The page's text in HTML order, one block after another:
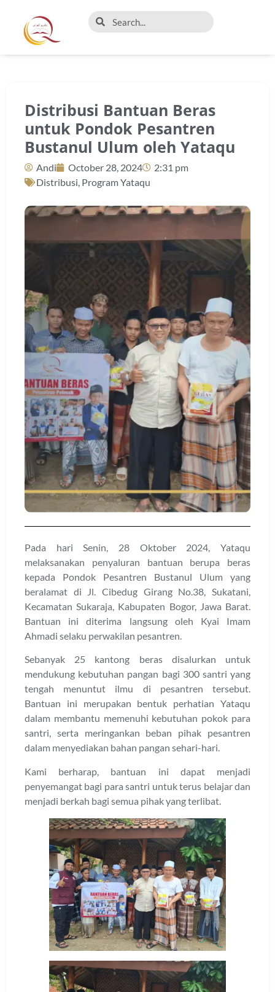
Distribusi Bantuan Beras
untuk Pondok Pesantren
Bustanul Ulum oleh Yataqu
Andi October 28, 2024
2:31 pm
Distribusi, Program Yataqu
Pada hari Senin, 28 Oktober 2024, Yataqu
melaksanakan penyaluran bantuan berupa beras
kepada Pondok Pesantren Bustanul Ulum yang
beralamat di Jl. Cibedug Girang No.38, Sukatani,
Kecamatan Sukaraja, Kabupaten Bogor, Jawa Barat.
Bantuan ini diterima langsung oleh Kyai Imam
Ahmadi selaku perwakilan pesantren.
Sebanyak 25 kantong beras disalurkan untuk
mendukung kebutuhan pangan bagi 300 santri yang
tengah menuntut ilmu di pesantren tersebut.
Bantuan ini merupakan bentuk perhatian Yataqu
dalam membantu memenuhi kebutuhan pokok para
santri, serta meringankan beban pihak pesantren
dalam menyediakan bahan pangan sehari-hari.
Kami berharap, bantuan ini dapat menjadi
penyemangat bagi para santri untuk terus belajar dan
menjadi berkah bagi semua pihak yang terlibat.